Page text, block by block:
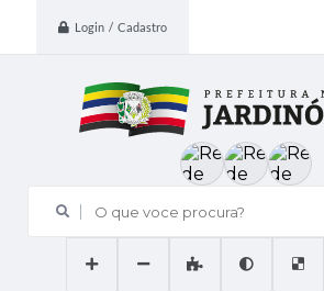
Login / Cadastro
O que voce procura?